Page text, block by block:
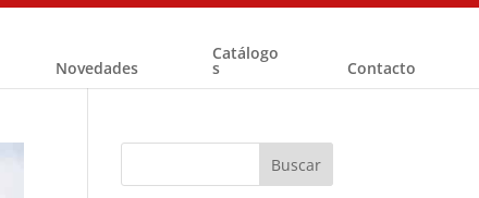
Novedades
Catálogo
s Contacto